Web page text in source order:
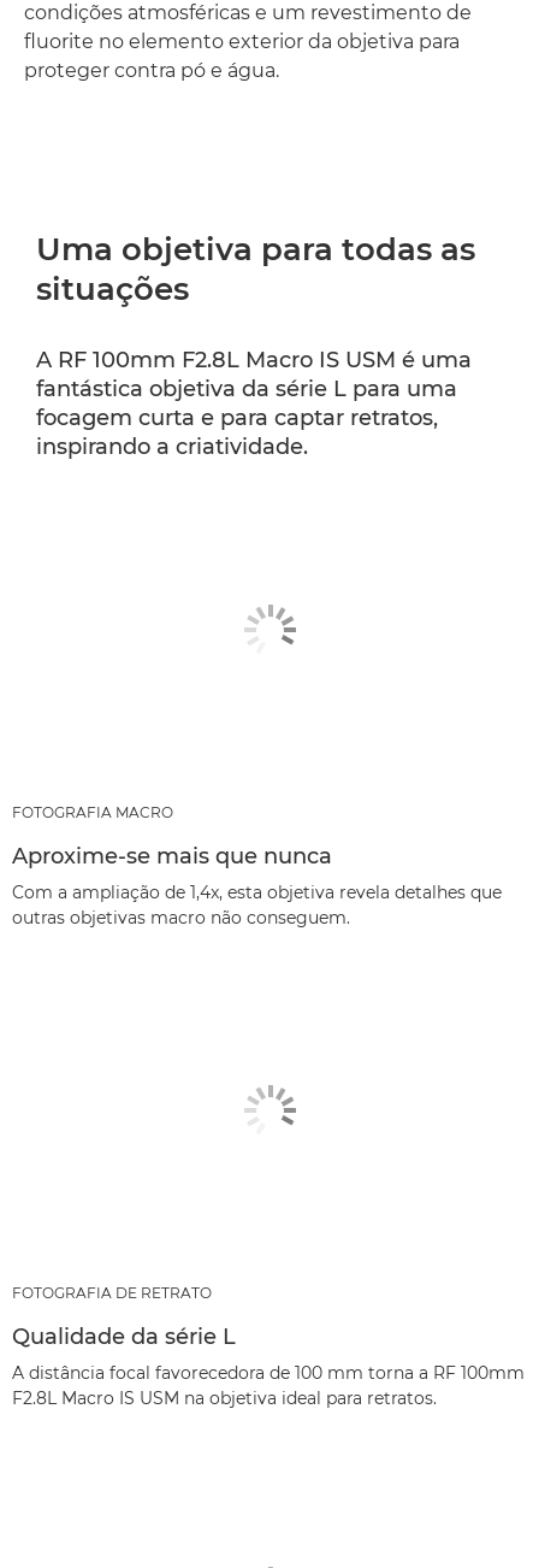
condições atmosféricas e um revestimento de
fluorite no elemento exterior da objetiva para
proteger contra pó e água.
Uma objetiva para todas as
situações
A RF 100mm F2.8L Macro IS USM é uma
fantástica objetiva da série L para uma
focagem curta e para captar retratos,
inspirando a criatividade.
FOTOGRAFIA MACRO
Aproxime-se mais que nunca
Com a ampliação de 1,4x, esta objetiva revela detalhes que
outras objetivas macro não conseguem.
FOTOGRAFIA DE RETRATO
Qualidade da série L
A distância focal favorecedora de 100 mm torna a RF 100mm
F2.8L Macro IS USM na objetiva ideal para retratos.